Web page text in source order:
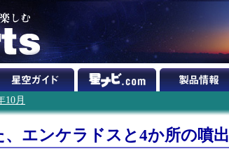
10月
エンケラドスと4か所の噴出